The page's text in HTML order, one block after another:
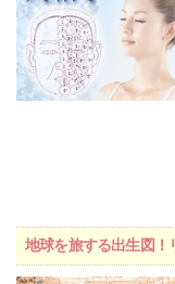
地球を旅する出生図！